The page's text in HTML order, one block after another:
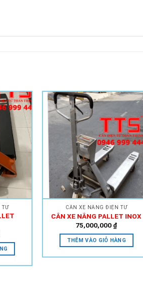
Add to
Wishlist
TỬ
Add to
Wishlist
CÂN XE NÂNG ĐIỆN TỬ
CÂN XE NÂNG PALLET INOX
75,000,000 ₫
THÊM VÀO GIỎ HÀNG